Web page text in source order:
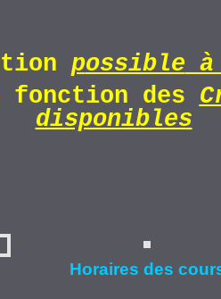
possible à
fonction des
disponibles
Horaires des